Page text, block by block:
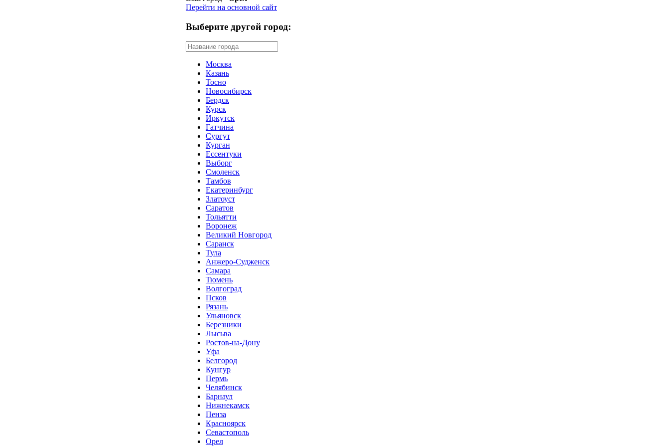
Перейти на основной сайт
Выберите другой город:
Москва
Казань
Тосно
Новосибирск
Бердск
Курск
Иркутск
Гатчина
Сургут
Курган
Ессентуки
Выборг
Смоленск
Тамбов
Екатеринбург
Златоуст
Саратов
Тольятти
Воронеж
Великий Новгород
Саранск
Тула
Анжеро-Судженск
Самара
Тюмень
Волгоград
Псков
Рязань
Ульяновск
Березники
Лысьва
Ростов-на-Дону
Уфа
Белгород
Кунгур
Пермь
Челябинск
Барнаул
Нижнекамск
Пенза
Красноярск
Севастополь
Орел